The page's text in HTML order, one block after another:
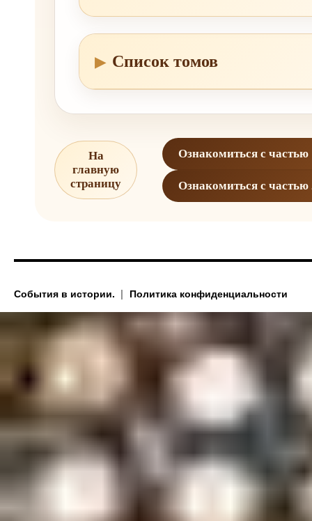
Список томов
На
главную
страницу
Ознакомиться с частью
Ознакомиться с частью
События в истории. Политика конфиденциальности